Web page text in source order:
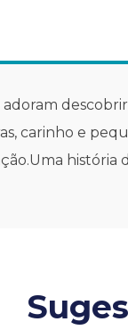
carinho e